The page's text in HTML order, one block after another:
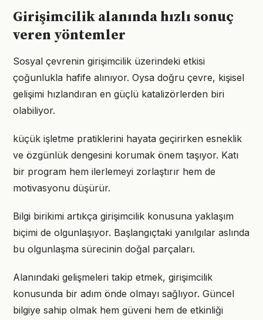
Girişimcilik alanında hızlı sonuç
veren yöntemler
Sosyal çevrenin girişimcilik üzerindeki etkisi
çoğunlukla hafife alınıyor. Oysa doğru çevre, kişisel
gelişimi hızlandıran en güçlü katalizörlerden biri
olabiliyor.
küçük işletme pratiklerini hayata geçirirken esneklik
ve özgünlük dengesini korumak önem taşıyor. Katı
bir program hem ilerlemeyi zorlaştırır hem de
motivasyonu düşürür.
Bilgi birikimi artıkça girişimcilik konusuna yaklaşım
biçimi de olgunlaşıyor. Başlangıçtaki yanılgılar aslında
bu olgunlaşma sürecinin doğal parçaları.
Alanındaki gelişmeleri takip etmek, girişimcilik
konusunda bir adım önde olmayı sağlıyor. Güncel
bilgiye sahip olmak hem güveni hem de etkinliği